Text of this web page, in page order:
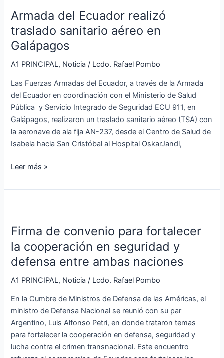
Armada del Ecuador realizó
traslado sanitario aéreo en
Galápagos
A1 PRINCIPAL, Noticia / Lcdo. Rafael Pombo
Las Fuerzas Armadas del Ecuador, a través de la Armada
del Ecuador en coordinación con el Ministerio de Salud
Pública y Servicio Integrado de Seguridad ECU 911, en
Galápagos, realizaron un traslado sanitario aéreo (TSA) con
la aeronave de ala fija AN-237, desde el Centro de Salud de
Isabela hacia San Cristóbal al Hospital OskarJandl,
Ecuador
realizó
traslado
sanitario
aéreo
Galápagos
Leer más »
Firma de convenio para fortalecer
la cooperación en seguridad y
defensa entre ambas naciones
A1 PRINCIPAL, Noticia / Lcdo. Rafael Pombo
En la Cumbre de Ministros de Defensa de las Américas, el
ministro de Defensa Nacional se reunió con su par
Argentino, Luis Alfonso Petri, en donde trataron temas
para fortalecer la cooperación en defensa, seguridad y
lucha contra el crimen transnacional. Este encuentro
convenio
para
fortalecer
la
cooperación
seguridad
y
defensa
entre
ambas